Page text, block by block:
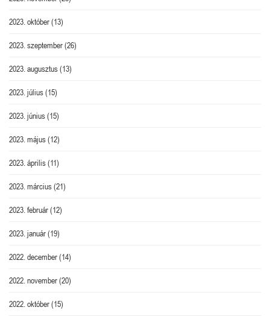
2023. október(13)
2023. szeptember(26)
2023. augusztus(13)
2023. július(15)
2023. június(15)
2023. május(12)
2023. április(11)
2023. március(21)
2023. február(12)
2023. január(19)
2022. december(14)
2022. november(20)
2022. október(15)